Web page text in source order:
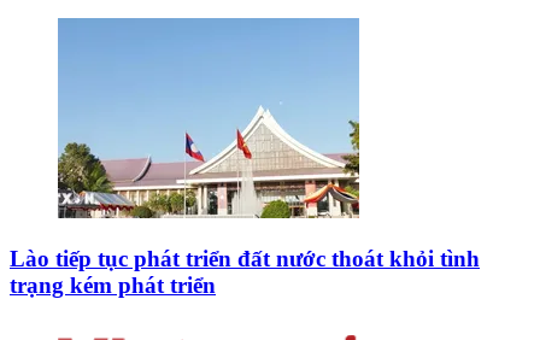
Lào tiếp tục phát triển đất nước thoát khỏi tình
trạng kém phát triển